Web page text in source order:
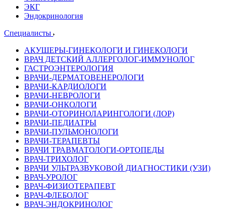
ЭКГ
Эндокринология
Специалисты
АКУШЕРЫ-ГИНЕКОЛОГИ И ГИНЕКОЛОГИ
ВРАЧ ДЕТСКИЙ АЛЛЕРГОЛОГ-ИММУНОЛОГ
ГАСТРОЭНТЕРОЛОГИЯ
ВРАЧИ-ДЕРМАТОВЕНЕРОЛОГИ
ВРАЧИ-КАРДИОЛОГИ
ВРАЧИ-НЕВРОЛОГИ
ВРАЧИ-ОНКОЛОГИ
ВРАЧИ-ОТОРИНОЛАРИНГОЛОГИ (ЛОР)
ВРАЧИ-ПЕДИАТРЫ
ВРАЧИ-ПУЛЬМОНОЛОГИ
ВРАЧИ-ТЕРАПЕВТЫ
ВРАЧИ ТРАВМАТОЛОГИ-ОРТОПЕДЫ
ВРАЧ-ТРИХОЛОГ
ВРАЧИ УЛЬТРАЗВУКОВОЙ ДИАГНОСТИКИ (УЗИ)
ВРАЧ-УРОЛОГ
ВРАЧ-ФИЗИОТЕРАПЕВТ
ВРАЧ-ФЛЕБОЛОГ
ВРАЧ-ЭНДОКРИНОЛОГ